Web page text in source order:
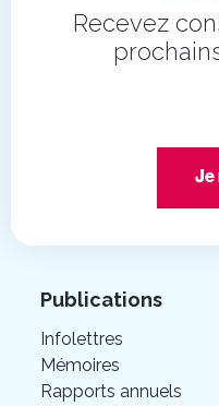
Recevez
Je
Publications
Infolettres
Mémoires
Rapports annuels